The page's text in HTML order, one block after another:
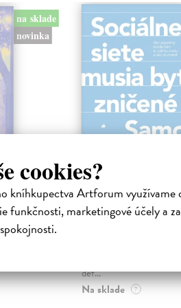
cookies?
kníhkupectva Artforum využívame
funkčnosti, marketingové účely a
na sklade
novinka
o
Sociálne siete
byť zničené
Marec Samo | Kniha
def...
Na sklade ?